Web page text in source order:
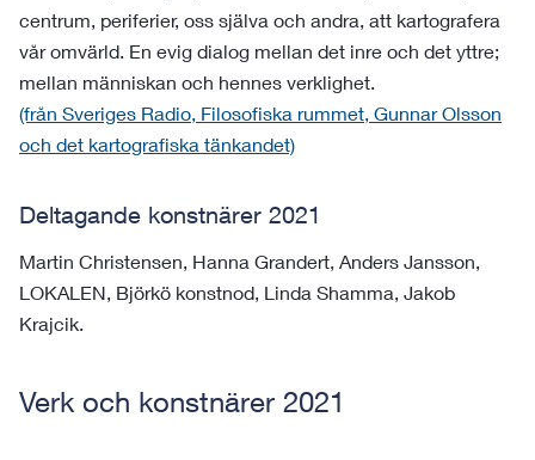
centrum, periferier, oss själva och andra, att kartografera
vår omvärld. En evig dialog mellan det inre och det yttre;
mellan människan och hennes verklighet.
(från Sveriges Radio, Filosofiska rummet, Gunnar Olsson
och det kartografiska tänkandet)
Deltagande konstnärer 2021
Martin Christensen, Hanna Grandert, Anders Jansson,
LOKALEN, Björkö konstnod, Linda Shamma, Jakob
Krajcik.
Verk och konstnärer 2021